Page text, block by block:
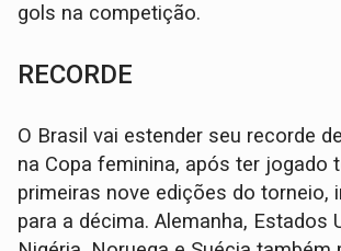
gols na competição.
RECORDE
O Brasil vai estender seu recorde
na Copa feminina, após ter jogado
primeiras nove edições do torneio,
para a décima. Alemanha, Estados